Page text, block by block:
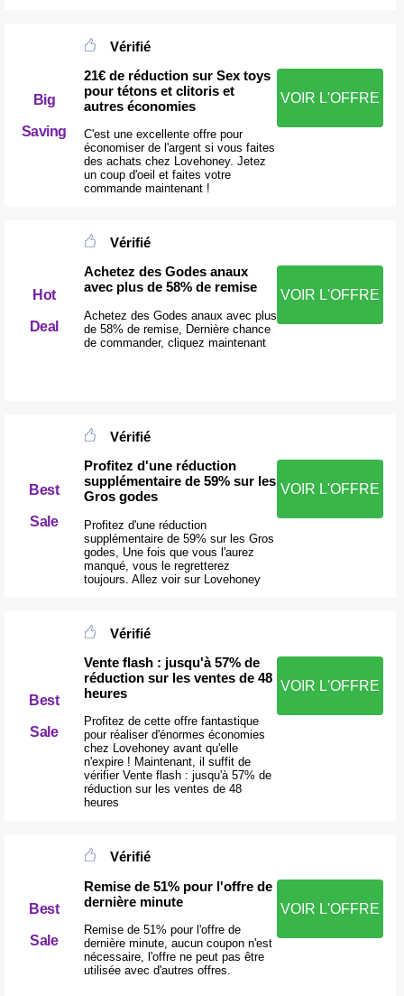
Big
Saving
Vérifié
21€ de réduction sur Sex toys
pour tétons et clitoris et
autres économies
C'est une excellente offre pour
économiser de l'argent si vous faites
des achats chez Lovehoney. Jetez
un coup d'oeil et faites votre
commande maintenant !
VOIR L'OFFRE
Hot
Deal
Vérifié
Achetez des Godes anaux
avec plus de 58% de remise
Achetez des Godes anaux avec plus
de 58% de remise, Dernière chance
de commander, cliquez maintenant
VOIR L'OFFRE
Best
Sale
Vérifié
Profitez d'une réduction
supplémentaire de 59% sur les
Gros godes
Profitez d'une réduction
supplémentaire de 59% sur les Gros
godes, Une fois que vous l'aurez
manqué, vous le regretterez
toujours. Allez voir sur Lovehoney
VOIR L'OFFRE
Best
Sale
Vérifié
Vente flash : jusqu'à 57% de
réduction sur les ventes de 48
heures
Profitez de cette offre fantastique
pour réaliser d'énormes économies
chez Lovehoney avant qu'elle
n'expire ! Maintenant, il suffit de
vérifier Vente flash : jusqu'à 57% de
réduction sur les ventes de 48
heures
VOIR L'OFFRE
Best
Sale
Vérifié
Remise de 51% pour l'offre de
dernière minute
Remise de 51% pour l'offre de
dernière minute, aucun coupon n'est
nécessaire, l'offre ne peut pas être
utilisée avec d'autres offres.
VOIR L'OFFRE